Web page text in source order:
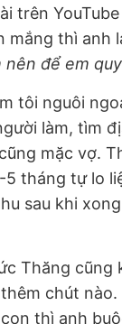
trên
mắng thì anh
để em
tôi nguôi
làm, tìm
mặc vợ.
5 tháng tự lo
sau khi
Thăng cũng
chút
thì anh